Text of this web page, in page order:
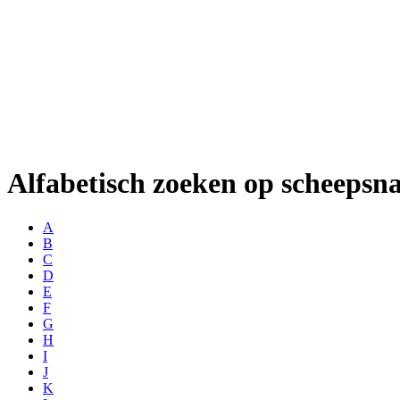
Alfabetisch zoeken op
A
B
C
D
E
F
G
H
I
J
K